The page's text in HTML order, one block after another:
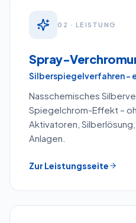
0 2 · LEISTUNG
Spray-
Silberspiegelverfahren –
Nasschemisches
Spiegelchrom-Effekt –
Aktivatoren,
Anlagen.
Zur Leistungsseite